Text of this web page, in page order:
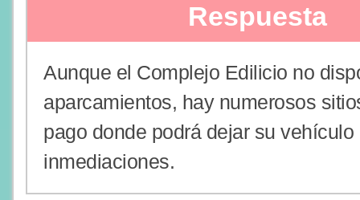
Respuesta
Aunque el Complejo Edilicio no
aparcamientos, hay numerosos
pago donde podrá dejar su vehículo
inmediaciones.